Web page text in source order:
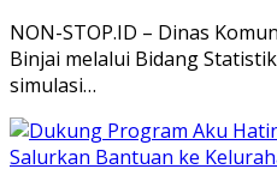
NON-STOP.ID – Dinas
Binjai melalui Bidang
simulasi…